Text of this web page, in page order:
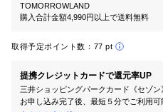
TOMORROWLAND
購入合計金額4,990円以上で送料無料
取得予定ポイント数： 77 pt
提携クレジットカードで還元率UP
三井ショッピングパークカード《セゾン
お申し込み完了後、最短５分でご利用可